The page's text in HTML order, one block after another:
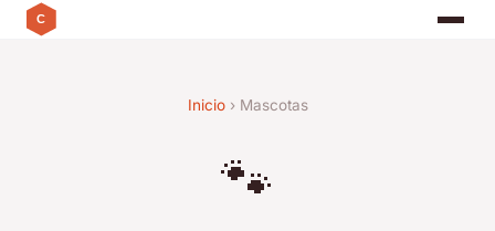
Inicio› Mascotas
🐾